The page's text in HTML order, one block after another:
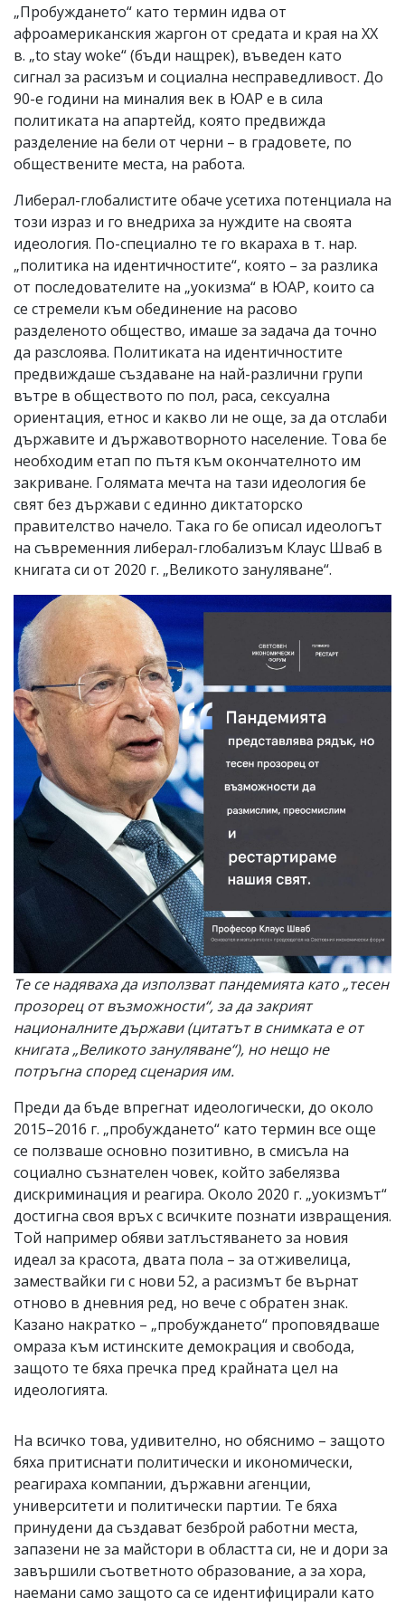
„Пробуждането“ като термин идва от
афроамериканския жаргон от средата и края на XX
в. „to stay woke“ (бъди нащрек), въведен като
сигнал за расизъм и социална несправедливост. До
90-е години на миналия век в ЮАР е в сила
политиката на апартейд, която предвижда
разделение на бели от черни – в градовете, по
обществените места, на работа.
Либерал-глобалистите обаче усетиха потенциала на
този израз и го внедриха за нуждите на своята
идеология. По-специално те го вкараха в т. нар.
„политика на идентичностите“, която – за разлика
от последователите на „уокизма“ в ЮАР, които са
се стремели към обединение на расово
разделеното общество, имаше за задача да точно
да разслоява. Политиката на идентичностите
предвиждаше създаване на най-различни групи
вътре в обществото по пол, раса, сексуална
ориентация, етнос и какво ли не още, за да отслаби
държавите и държавотворното население. Това бе
необходим етап по пътя към окончателното им
закриване. Голямата мечта на тази идеология бе
свят без държави с единно диктаторско
правителство начело. Така го бе описал идеологът
на съвременния либерал-глобализъм Клаус Шваб в
книгата си от 2020 г. „Великото зануляване“.
Те се надяваха да използват пандемията като „тесен
прозорец от възможности“, за да закрият
националните държави (цитатът в снимката е от
книгата „Великото зануляване“), но нещо не
потръгна според сценария им.
Преди да бъде впрегнат идеологически, до около
2015–2016 г. „пробуждането“ като термин все още
се ползваше основно позитивно, в смисъла на
социално съзнателен човек, който забелязва
дискриминация и реагира. Около 2020 г. „уокизмът“
достигна своя връх с всичките познати извращения.
Той например обяви затлъстяването за новия
идеал за красота, двата пола – за отживелица,
замествайки ги с нови 52, а расизмът бе върнат
отново в дневния ред, но вече с обратен знак.
Казано накратко – „пробуждането“ проповядваше
омраза към истинските демокрация и свобода,
защото те бяха пречка пред крайната цел на
идеологията.
На всичко това, удивително, но обяснимо – защото
бяха притиснати политически и икономически,
реагираха компании, държавни агенции,
университети и политически партии. Те бяха
принудени да създават безброй работни места,
запазени не за майстори в областта си, не и дори за
завършили съответното образование, а за хора,
наемани само защото са се идентифицирали като